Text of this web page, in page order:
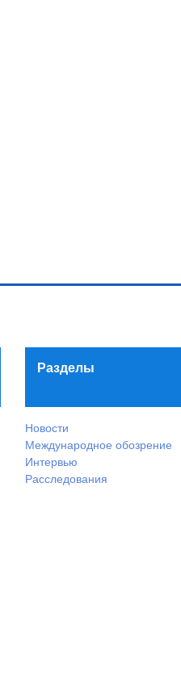
Разделы
Новости
Международное обозрение
Интервью
Расследования